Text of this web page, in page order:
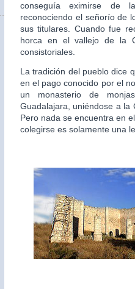
conseguía eximirse de
reconociendo el señorío de
sus titulares. Cuando fue
horca en el vallejo de la
consistoriales.
La tradición del pueblo dice
en el pago conocido por el
un monasterio de
Guadalajara, uniéndose a la
Pero nada se encuentra en
colegirse es solamente una